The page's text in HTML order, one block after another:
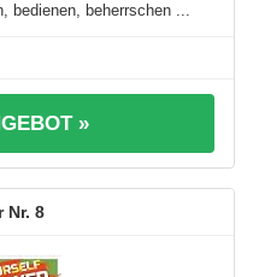
bedienen, beherrschen ...
»
8